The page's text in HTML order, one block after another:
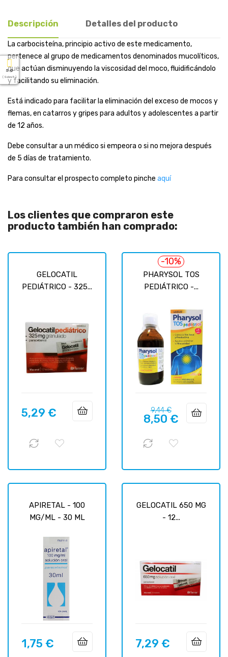
Descripción Detalles del producto
La carbocisteína, principio activo de este medicamento,
pertenece al grupo de medicamentos denominados mucolíticos,
que actúan disminuyendo la viscosidad del moco, fluidificándolo
y facilitando su eliminación.
Está indicado para facilitar la eliminación del exceso de mocos y
flemas, en catarros y gripes para adultos y adolescentes a partir
de 12 años.
Debe consultar a un médico si empeora o si no mejora después
de 5 días de tratamiento.
Para consultar el prospecto completo pinche aquí
Los clientes que compraron este
producto también han comprado:
GELOCATIL
PEDIÁTRICO - 325...
Precio
5,29 €
PHARYSOL TOS
PEDIÁTRICO -...
-10%
Precio
regular
9,44 €Precio
8,50 €
APIRETAL - 100
MG/ML - 30 ML
Precio
1,75 €
GELOCATIL 650 MG
- 12...
Precio
7,29 €
5.0
( Sobre 5 )